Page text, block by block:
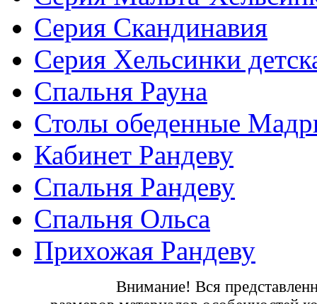
Серия Скандинавия
Серия Хельсинки
Спальня Рауна
Столы обеденные
Кабинет Рандеву
Спальня Рандеву
Спальня Ольса
Прихожая Рандеву
Внимание! Вся